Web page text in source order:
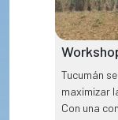
Tucumán
maximizar
Con una